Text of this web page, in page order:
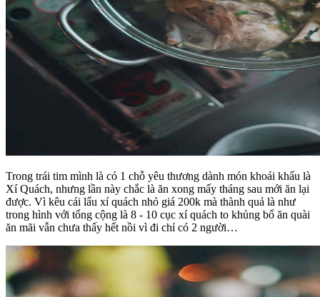
Trong trái tim mình là có 1 chỗ yêu thương dành món khoái khẩu là
Xí Quách, nhưng lần này chắc là ăn xong mấy tháng sau mới ăn lại
được. Vì kêu cái lẩu xí quách nhỏ giá 200k mà thành quả là như
trong hình với tổng cộng là 8 - 10 cục xí quách to khủng bố ăn quài
ăn mãi vẫn chưa thấy hết nồi vì đi chỉ có 2 người…